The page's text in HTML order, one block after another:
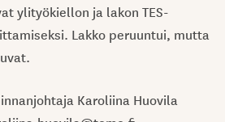
ylityökiellon ja lakon TES-
Lakko peruuntui, mutta
Karoliina Huovila